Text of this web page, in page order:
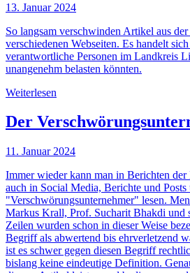
13. Januar 2024
So langsam verschwinden Artikel aus
verschiedenen Webseiten. Es handelt
verantwortliche Personen im Landkreis
unangenehm belasten könnten.
Weiterlesen
Der
11. Januar 2024
Immer wieder kann man in Berichten
auch in Social Media, Berichte und Posts
"Verschwörungsunternehmer" lesen.
Markus Krall, Prof. Sucharit Bhakdi und
Zeilen wurden schon in dieser Weise
Begriff als abwertend bis ehrverletzend
ist es schwer gegen diesen Begriff
bislang keine eindeutige Definition.